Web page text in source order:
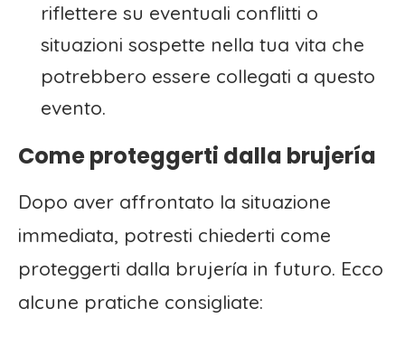
riflettere su eventuali conflitti o
situazioni sospette nella tua vita che
potrebbero essere collegati a questo
evento.
Come proteggerti dalla brujería
Dopo aver affrontato la situazione
immediata, potresti chiederti come
proteggerti dalla brujería in futuro. Ecco
alcune pratiche consigliate: